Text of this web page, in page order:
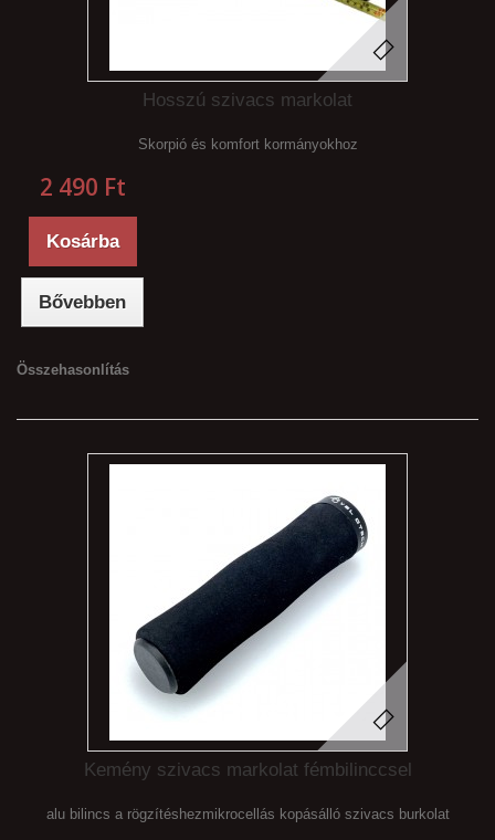
Hosszú szivacs markolat
Skorpió és komfort kormányokhoz
2 490 Ft‎
Kosárba
Bővebben
Összehasonlítás
Kemény szivacs markolat fémbilinccsel
alu bilincs a rögzítéshezmikrocellás kopásálló szivacs burkolat